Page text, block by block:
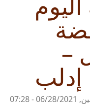
–
2021 - 07:28